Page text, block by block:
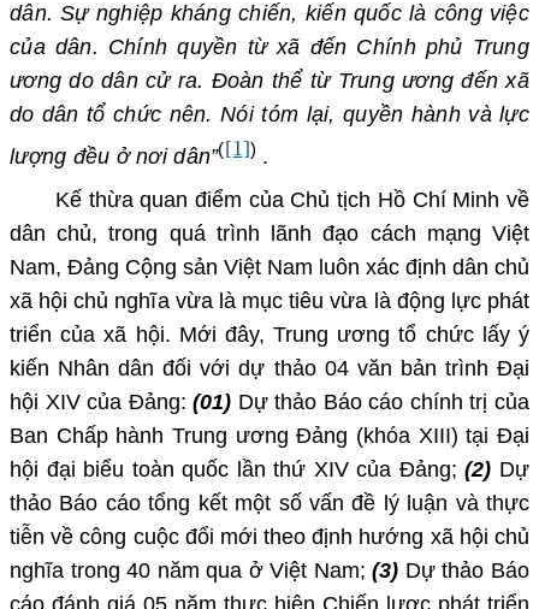
dân. Sự nghiệp kháng chiến, kiến quốc là công việc
của dân. Chính quyền từ xã đến Chính phủ Trung
ương do dân cử ra. Đoàn thể từ Trung ương đến xã
do dân tổ chức nên. Nói tóm lại, quyền hành và lực
lượng đều ở nơi dân”([1]) .
Kế thừa quan điểm của Chủ tịch Hồ Chí Minh về
dân chủ, trong quá trình lãnh đạo cách mạng Việt
Nam, Đảng Cộng sản Việt Nam luôn xác định dân chủ
xã hội chủ nghĩa vừa là mục tiêu vừa là động lực phát
triển của xã hội. Mới đây, Trung ương tổ chức lấy ý
kiến Nhân dân đối với dự thảo 04 văn bản trình Đại
hội XIV của Đảng:(01) Dự thảo Báo cáo chính trị của
Ban Chấp hành Trung ương Đảng (khóa XIII) tại Đại
hội đại biểu toàn quốc lần thứ XIV của Đảng;(2) Dự
thảo Báo cáo tổng kết một số vấn đề lý luận và thực
tiễn về công cuộc đổi mới theo định hướng xã hội chủ
nghĩa trong 40 năm qua ở Việt Nam;(3) Dự thảo Báo